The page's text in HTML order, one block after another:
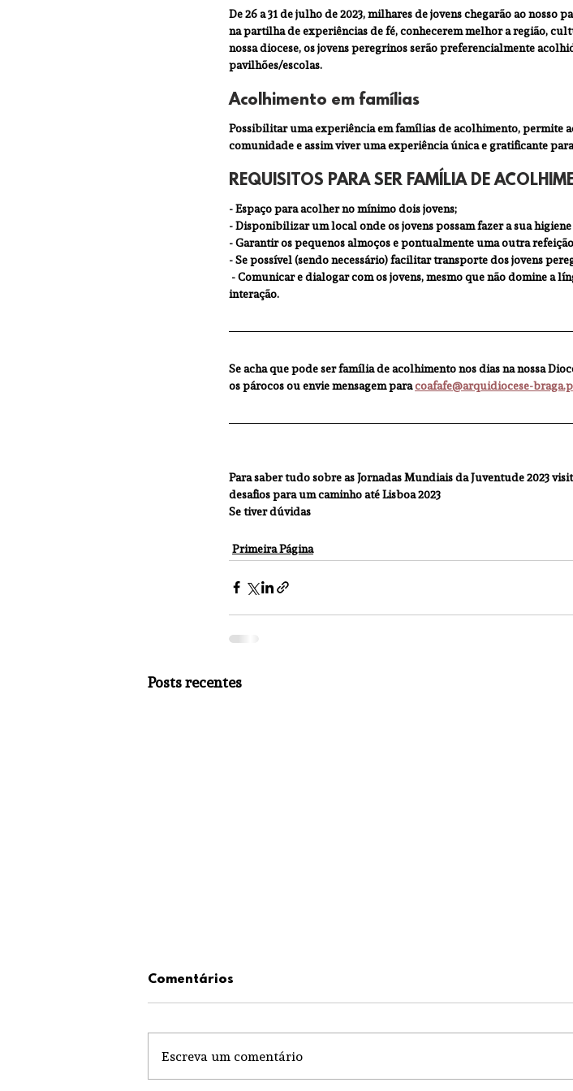
De 26 a 31 de julho de 2023, milhares de jovens chegarão ao nosso
na partilha de experiências de fé, conhecerem melhor a região,
nossa diocese, os jovens peregrinos serão preferencialmente
pavilhões/escolas.
Acolhimento em famílias
Possibilitar uma experiência em famílias de acolhimento, permite
comunidade e assim viver uma experiência única e gratificante
REQUISITOS PARA SER FAMÍLIA DE
- Espaço para acolher no mínimo dois jovens;
- Disponibilizar um local onde os jovens possam fazer a sua
- Garantir os pequenos almoços e pontualmente uma outra
- Se possível (sendo necessário) facilitar transporte dos jovens
interação.
Se acha que pode ser família de acolhimento nos dias na nossa
os párocos ou envie mensagem para coafafe@arquidiocese-
Para saber tudo sobre as Jornadas Mundiais da Juventude 2023
desafios para um caminho até Lisboa 2023
Se tiver dúvidas
Primeira Página
Posts recentes
Comentários
Escreva um comentário